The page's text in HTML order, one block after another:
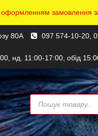
замовлення
80А
097 574-10-20,
нд. 11:00-17:00, обід
Пошук
товарів